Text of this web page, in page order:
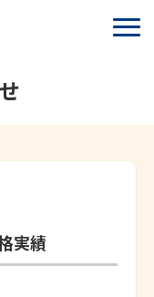
実績